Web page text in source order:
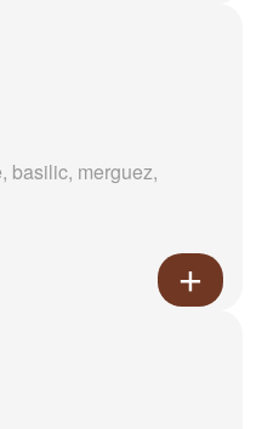
basilic, merguez,